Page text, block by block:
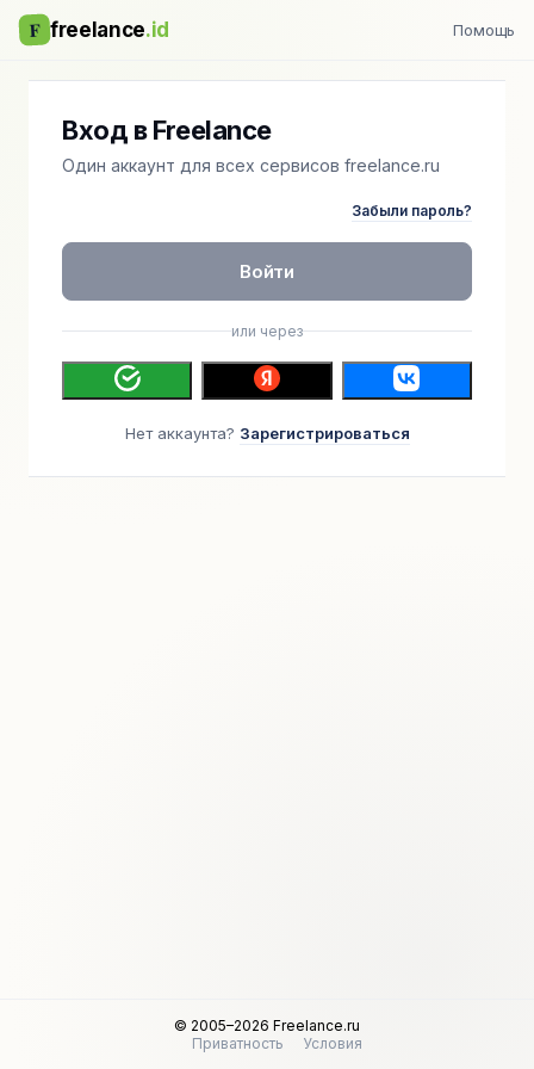
F freelance.id Помощь
Вход в Freelance
Один аккаунт для всех сервисов freelance.ru
Забыли пароль?
Войти
или через
Нет аккаунта? Зарегистрироваться
© 2005–2026 Freelance.ru
Приватность
Условия